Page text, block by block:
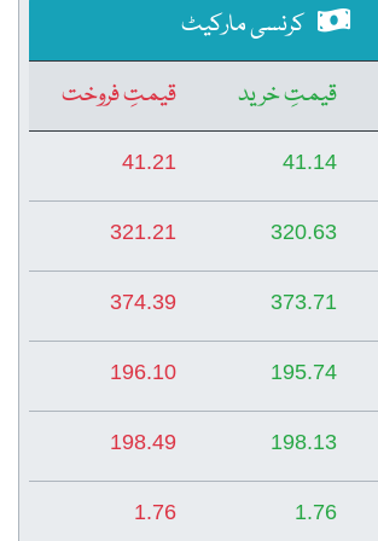
کرنسی مارکیٹ
قیمتِ خرید
قیمتِ فروخت
41.14
41.21
320.63
321.21
373.71
374.39
195.74
196.10
198.13
198.49
1.76
1.76